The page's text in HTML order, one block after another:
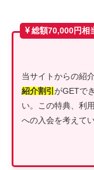
総額70,000円相
当サイトからの紹
紹介割引がGETで
い。この特典、利
への入会を考えて